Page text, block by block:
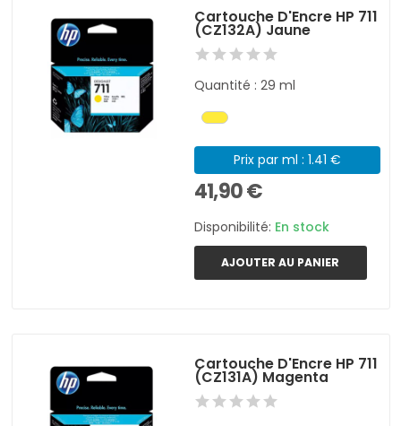
Cartouche D'Encre HP 711
(CZ132A) Jaune
Quantité : 29 ml
Prix par ml : 1.41 €
41,90 €
Disponibilité: En stock
AJOUTER AU PANIER
Cartouche D'Encre HP 711
(CZ131A) Magenta